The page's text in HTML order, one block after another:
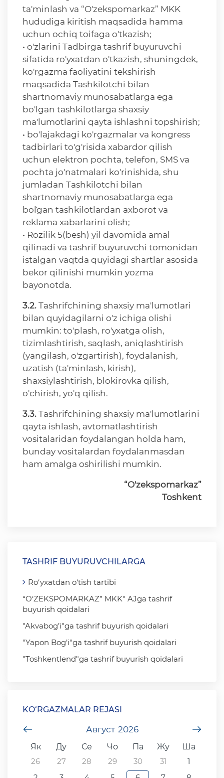
ta'minlash va “O'zekspomarkaz” MKK
hududiga kiritish maqsadida hamma
uchun ochiq toifaga o'tkazish;
• o'zlarini Tadbirga tashrif buyuruvchi
sifatida ro'yxatdan o'tkazish, shuningdek,
ko'rgazma faoliyatini tekshirish
maqsadida Tashkilotchi bilan
shartnomaviy munosabatlarga ega
bo'lgan tashkilotlarga shaxsiy
ma'lumotlarini qayta ishlashni topshirish;
• bo'lajakdagi ko'rgazmalar va kongress
tadbirlari to'g'risida xabardor qilish
uchun elektron pochta, telefon, SMS va
pochta jo'natmalari ko'rinishida, shu
jumladan Tashkilotchi bilan
shartnomaviy munosabatlarga ega
bo`lgan tashkilotlardan axborot va
reklama xabarlarini olish;
• Rozilik 5(besh) yil davomida amal
qilinadi va tashrif buyuruvchi tomonidan
istalgan vaqtda quyidagi shartlar asosida
bekor qilinishi mumkin yozma
bayonotda.
3.2. Tashrifchining shaxsiy ma'lumotlari
bilan quyidagilarni o'z ichiga olishi
mumkin: to'plash, ro'yxatga olish,
tizimlashtirish, saqlash, aniqlashtirish
(yangilash, o'zgartirish), foydalanish,
uzatish (ta'minlash, kirish),
shaxsiylashtirish, blokirovka qilish,
o'chirish, yo'q qilish.
3.3. Tashrifchining shaxsiy ma'lumotlarini
qayta ishlash, avtomatlashtirish
vositalaridan foydalangan holda ham,
bunday vositalardan foydalanmasdan
ham amalga oshirilishi mumkin.
“O'zekspomarkaz”
Toshkent
TASHRIF BUYURUVCHILARGA
Ro‘yxatdan o‘tish tartibi
“O‘ZEKSPOMARKAZ” MKK" AJga tashrif
buyurish qoidalari
"Akvabog’i"ga tashrif buyurish qoidalari
"Yapon Bog’i"ga tashrif buyurish qoidalari
"Toshkentlend"ga tashrif buyurish qoidalari
KO‘RGAZMALAR REJASI
Август 2026
Як
Ду Се Чо Па Жу
Ша
26
27 28 29 30 31
1